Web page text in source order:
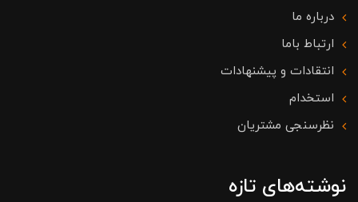
درباره ما
ارتباط باما
انتقادات و پیشنهادات
استخدام
نظرسنجی مشتریان
نوشته‌های تازه